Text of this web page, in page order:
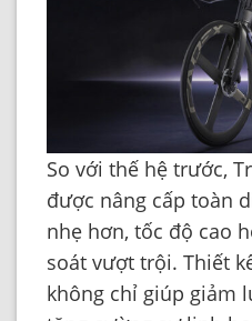
So với thế hệ trước,
được nâng cấp toàn
nhẹ hơn, tốc độ cao
soát vượt trội. Thiết
không chỉ giúp giảm